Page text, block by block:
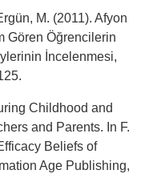
M. (2011). Afyon
Gören Öğrencilerin
İncelenmesi,
Childhood and
and Parents. In F.
Beliefs of
Age Publishing,